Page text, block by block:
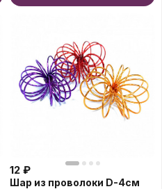
12 ₽
Шар из проволоки D-4см